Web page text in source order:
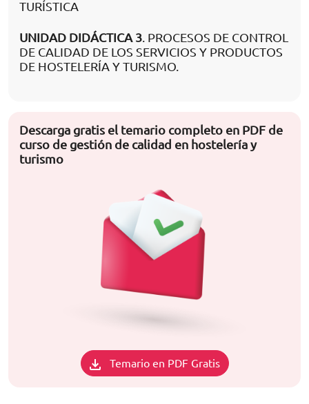
TURÍSTICA
UNIDAD DIDÁCTICA 3. PROCESOS DE CONTROL
DE CALIDAD DE LOS SERVICIOS Y PRODUCTOS
DE HOSTELERÍA Y TURISMO.
Descarga gratis el temario completo en PDF de
curso de gestión de calidad en hostelería y
turismo
Temario en PDF Gratis